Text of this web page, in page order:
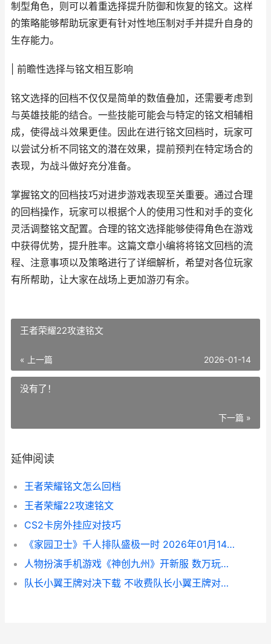
制型角色，则可以着重选择提升防御和恢复的铭文。这样
的策略能够帮助玩家更有针对性地压制对手并提升自身的
生存能力。
| 前瞻性选择与铭文相互影响
铭文选择的回档不仅仅是简单的数值叠加，还需要考虑到
与英雄技能的结合。一些技能可能会与特定的铭文相辅相
成，使得战斗效果更佳。因此在进行铭文回档时，玩家可
以尝试分析不同铭文的潜在效果，提前预判在特定场合的
表现，为战斗做好充分准备。
掌握铭文的回档技巧对进步游戏表现至关重要。通过合理
的回档操作，玩家可以根据个人的使用习性和对手的变化
灵活调整铭文配置。合理的铭文选择能够使得角色在游戏
中获得优势，提升胜率。这篇文章小编将将铭文回档的流
程、注意事项以及策略进行了详细解析，希望对各位玩家
有所帮助，让大家在战场上更加游刃有余。
王者荣耀22攻速铭文
« 上一篇 2026-01-14
没有了！
下一篇 »
延伸阅读
王者荣耀铭文怎么回档
王者荣耀22攻速铭文
CS2卡房外挂应对技巧
《家园卫士》千人排队盛极一时 2026年01月14日开新服迎大佬入坑 家园卫士gm
人物扮演手机游戏《神创九州》开新服 数万玩家已更新新版本 人物扮演的游戏
队长小翼王牌对决下载 不收费队长小翼王牌对决下载新版本方式和下载地址集合 队长小翼王牌对决下载手机版本